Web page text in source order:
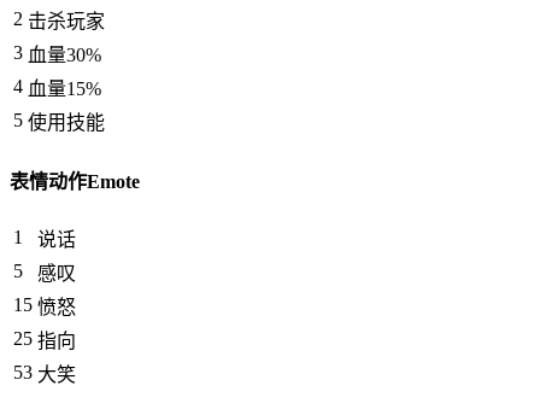
2 击杀玩家
3 血量30%
4 血量15%
5 使用技能
表情动作Emote
1
说话
5
感叹
15 愤怒
25 指向
53 大笑